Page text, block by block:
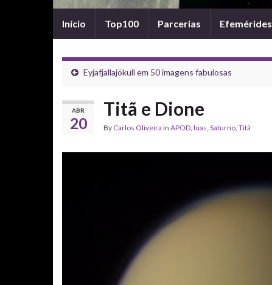
Início Top100 Parcerias Efemérides
Eyjafjallajökull em 50 imagens fabulosas
ABR
20
Titã e Dione
By Carlos Oliveira in APOD, luas, Saturno, Titã